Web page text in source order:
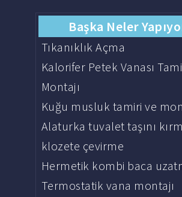
Başka Neler
Tıkanıklık Açma
Kalorifer Petek Vanası
Montajı
Kuğu musluk tamiri ve
Alaturka tuvalet taşını
klozete çevirme
Hermetik kombi baca
Termostatik vana montajı